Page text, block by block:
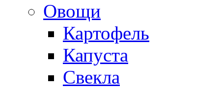
Овощи
Картофель
Капуста
Свекла